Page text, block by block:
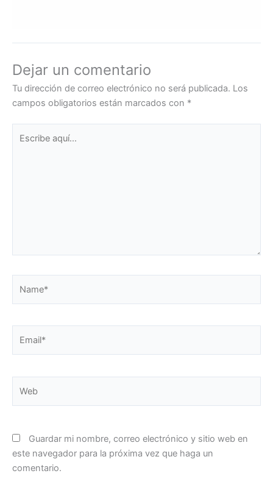
Dejar un comentario
Tu dirección de correo electrónico no será publicada. Los
campos obligatorios están marcados con *
aquí...
Guardar mi nombre, correo electrónico y sitio web en
este navegador para la próxima vez que haga un
comentario.